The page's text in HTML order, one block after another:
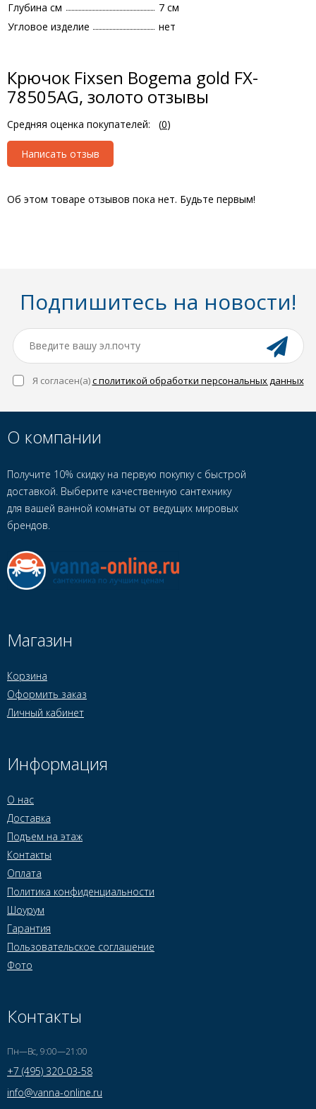
Глубина см
7 см
Угловое изделие
нет
Крючок Fixsen Bogema gold FX-
78505AG, золото отзывы
Средняя оценка покупателей: (0)
Написать отзыв
Об этом товаре отзывов пока нет. Будьте первым!
Подпишитесь на новости!
Я согласен(a)с политикой обработки персональных данных
О компании
Получите 10% скидку на первую покупку с быстрой
доставкой. Выберите качественную сантехнику
для вашей ванной комнаты от ведущих мировых
брендов.
Магазин
Корзина
Оформить заказ
Личный кабинет
Информация
О нас
Доставка
Подъем на этаж
Контакты
Оплата
Политика конфиденциальности
Шоурум
Гарантия
Пользовательское соглашение
Фото
Контакты
Пн—Вс, 9:00—21:00
+7 (495) 320-03-58
info@vanna-online.ru